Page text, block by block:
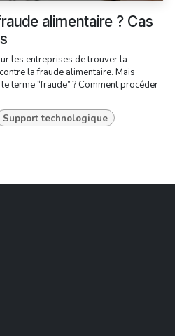
alimentaire ? Cas
les entreprises de trouver la
la fraude alimentaire. Mais
terme “fraude” ? Comment procéder
Support technologique